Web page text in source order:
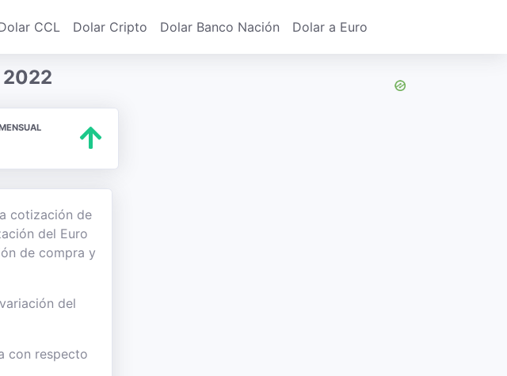
CCL Dolar Cripto Dolar Banco Nación Dolar a Euro
2022
cotización de
del Euro
de compra y
del
con respecto